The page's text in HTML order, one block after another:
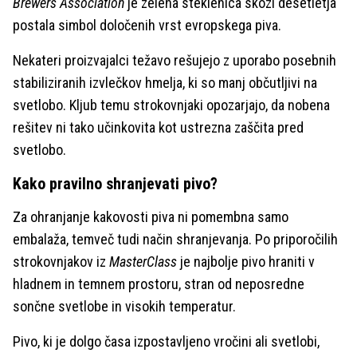
postala simbol določenih vrst evropskega piva.
Nekateri proizvajalci težavo rešujejo z uporabo posebnih
stabiliziranih izvlečkov hmelja, ki so manj občutljivi na
svetlobo. Kljub temu strokovnjaki opozarjajo, da nobena
rešitev ni tako učinkovita kot ustrezna zaščita pred
svetlobo.
Kako pravilno shranjevati pivo?
Za ohranjanje kakovosti piva ni pomembna samo
embalaža, temveč tudi način shranjevanja. Po priporočilih
strokovnjakov iz MasterClass je najbolje pivo hraniti v
hladnem in temnem prostoru, stran od neposredne
sončne svetlobe in visokih temperatur.
Pivo, ki je dolgo časa izpostavljeno vročini ali svetlobi,